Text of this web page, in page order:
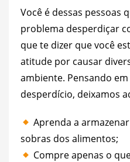
Você é dessas pessoas
problema desperdiçar
que te dizer que você
atitude por causar
ambiente. Pensando
desperdício, deixamos
Aprenda a
sobras dos alimentos;
Compre apenas o